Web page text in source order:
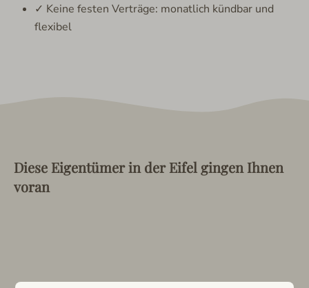
✓ Keine festen Verträge: monatlich kündbar und
flexibel
Diese Eigentümer in der Eifel gingen Ihnen
voran